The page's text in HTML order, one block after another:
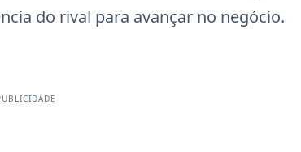
do rival para avançar no negócio.